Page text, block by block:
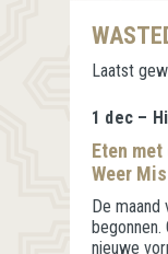
Laatst
1 dec –
Eten met
Weer
De maand
begonnen.
nieuwe